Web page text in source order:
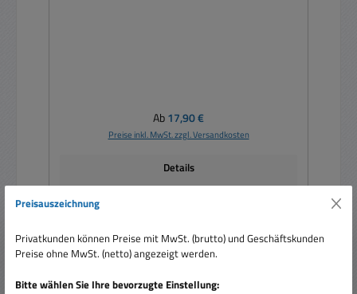
Regulärer Preis:
Ab17,90 €
Preise inkl. MwSt. zzgl. Versandkosten
Details
Preisauszeichnung
Privatkunden können Preise mit MwSt. (brutto) und Geschäftskunden
Preise ohne MwSt. (netto) angezeigt werden.
Bitte wählen Sie Ihre bevorzugte Einstellung: